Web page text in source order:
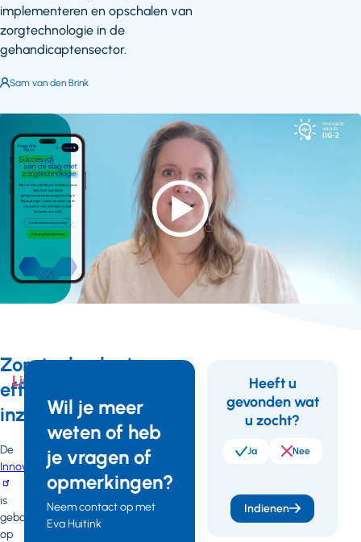
implementeren en opschalen van
zorgtechnologie in de
gehandicaptensector.
Auteur:
Sam van den Brink
Zorgtechnologie
effectief
inzetten
De
InnovatieRoute
is
gebaseerd
op
Links
Klik hier om
naar de
InnovatieRoute
te gaan!
Wil je meer
weten of heb
je vragen of
opmerkingen?
Neem contact op met
Eva Huitink
Feedback
Heeft u
gevonden wat
u zocht?
Ja Nee
Indienen